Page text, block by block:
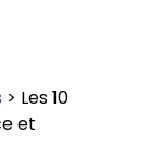
> Les 10
et